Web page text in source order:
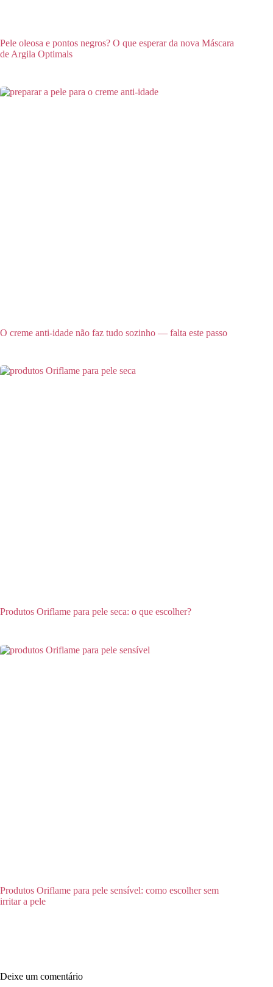
Pele oleosa e pontos negros? O que esperar da nova Máscara
de Argila Optimals
O creme anti-idade não faz tudo sozinho — falta este passo
Produtos Oriflame para pele seca: o que escolher?
Produtos Oriflame para pele sensível: como escolher sem
irritar a pele
Deixe um comentário